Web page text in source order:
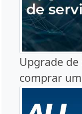
Upgrade
comprar